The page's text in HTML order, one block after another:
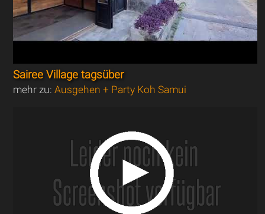
Sairee Village tagsüber
mehr zu:Ausgehen + Party Koh Samui